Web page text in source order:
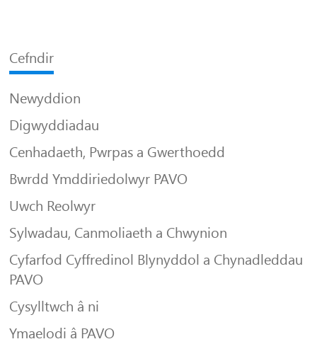
Cefndir
Newyddion
Digwyddiadau
Cenhadaeth, Pwrpas a Gwerthoedd
Bwrdd Ymddiriedolwyr PAVO
Uwch Reolwyr
Sylwadau, Canmoliaeth a Chwynion
Cyfarfod Cyffredinol Blynyddol a Chynadleddau
PAVO
Cysylltwch â ni
Ymaelodi â PAVO